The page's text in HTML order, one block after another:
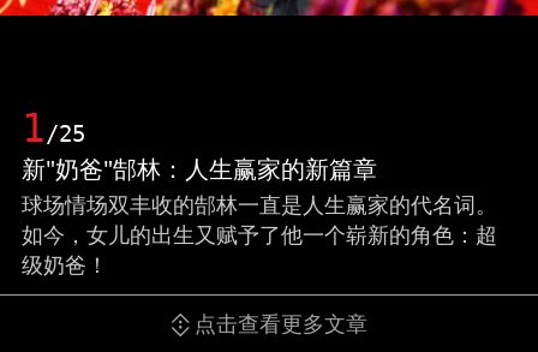
1/25
新"奶爸"郜林：人生赢家的新篇章
球场情场双丰收的郜林一直是人生赢家的代名词。
如今，女儿的出生又赋予了他一个崭新的角色：超
级奶爸！
点击查看更多文章